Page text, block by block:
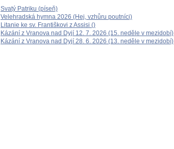
Svatý Patriku (píseň)
Velehradská hymna 2026 (Hej, vzhůru poutníci)
Litanie ke sv. Františkovi z Assisi ()
Kázání z Vranova nad Dyjí 12. 7. 2026 (15. neděle v mezidobí)
Kázání z Vranova nad Dyjí 28. 6. 2026 (13. neděle v mezidobí)